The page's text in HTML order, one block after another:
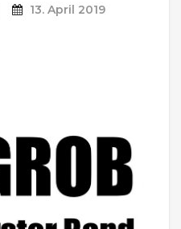
13. April 2019